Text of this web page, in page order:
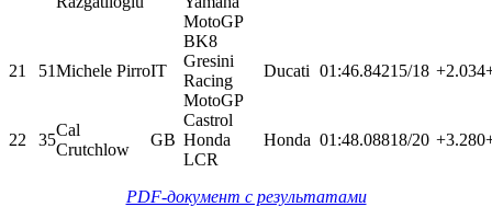
MotoGP
21 51Michele PirroIT
BK8
Gresini
Racing
MotoGP
Ducati 01:46.84215/18 +2.034
22 35
Cal
Crutchlow
GB
Castrol
Honda
LCR
Honda 01:48.08818/20 +3.280
PDF-документ с результатами